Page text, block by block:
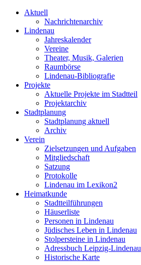
Aktuell
Nachrichtenarchiv
Lindenau
Jahreskalender
Vereine
Theater, Musik, Galerien
Raumbörse
Lindenau-Bibliografie
Projekte
Aktuelle Projekte im Stadtteil
Projektarchiv
Stadtplanung
Stadtplanung aktuell
Archiv
Verein
Zielsetzungen und Aufgaben
Mitgliedschaft
Satzung
Protokolle
Lindenau im Lexikon2
Heimatkunde
Stadtteilführungen
Häuserliste
Personen in Lindenau
Jüdisches Leben in Lindenau
Stolpersteine in Lindenau
Adressbuch Leipzig-Lindenau
Historische Karte